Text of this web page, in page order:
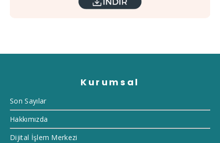
Kurumsal
Son Sayılar
Hakkımızda
Dijital İşlem Merkezi